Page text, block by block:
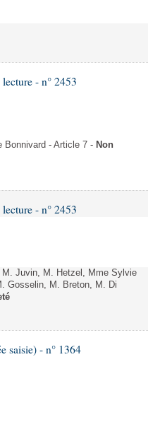
- n° 2453
Bonnivard - Article 7 - Non
- n° 2453
M. Juvin, M. Hetzel, Mme Sylvie
Gosselin, M. Breton, M. Di
saisie) - n° 1364